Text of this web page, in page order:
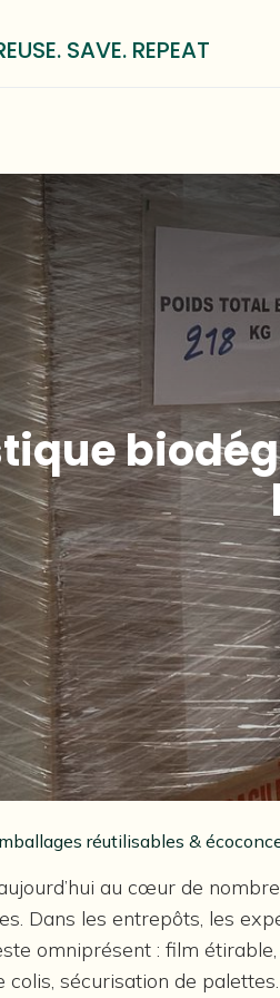
SAVE. REPEAT
réutilisables &
au cœur de
Dans les entrepôts, les
omniprésent : film
colis, sécurisation de